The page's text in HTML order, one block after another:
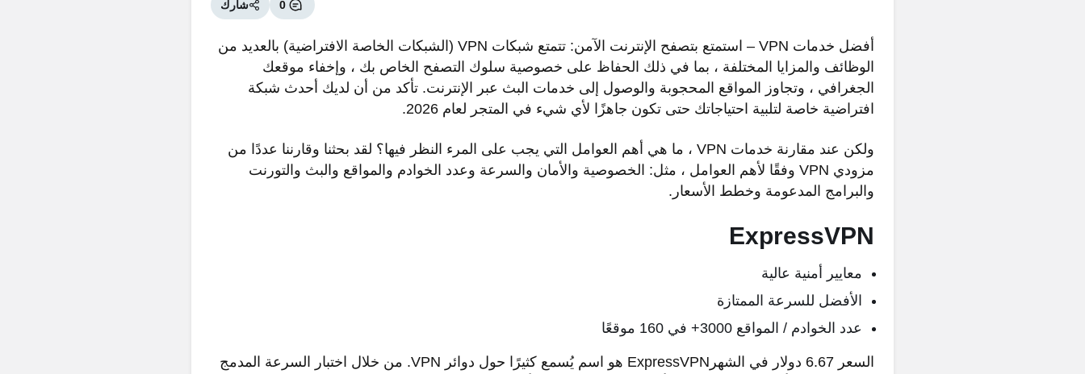
0 شارك
أفضل خدمات VPN – استمتع بتصفح الإنترنت الآمن: تتمتع شبكات VPN (الشبكات الخاصة الافتراضية) بالعديد من
الوظائف والمزايا المختلفة ، بما في ذلك الحفاظ على خصوصية سلوك التصفح الخاص بك ، وإخفاء موقعك
الجغرافي ، وتجاوز المواقع المحجوبة والوصول إلى خدمات البث عبر الإنترنت. تأكد من أن لديك أحدث شبكة
افتراضية خاصة لتلبية احتياجاتك حتى تكون جاهزًا لأي شيء في المتجر لعام 2026.
ولكن عند مقارنة خدمات VPN ، ما هي أهم العوامل التي يجب على المرء النظر فيها؟ لقد بحثنا وقارننا عددًا من
مزودي VPN وفقًا لأهم العوامل ، مثل: الخصوصية والأمان والسرعة وعدد الخوادم والمواقع والبث والتورنت
والبرامج المدعومة وخطط الأسعار.
ExpressVPN
معايير أمنية عالية
الأفضل للسرعة الممتازة
عدد الخوادم / المواقع 3000+ في 160 موقعًا
السعر 6.67 دولار في الشهرExpressVPN هو اسم يُسمع كثيرًا حول دوائر VPN. من خلال اختبار السرعة المدمج